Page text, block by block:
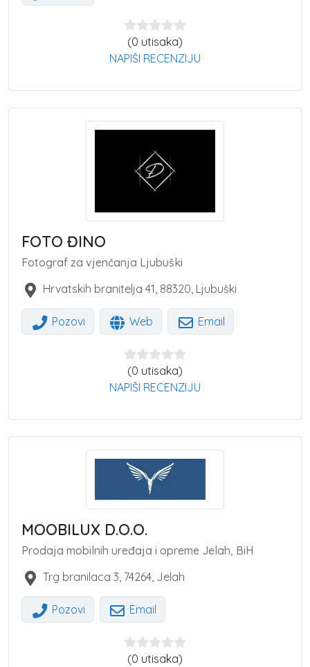
(0 utisaka)
NAPIŠI RECENZIJU
FOTO ĐINO
Fotograf za vjenčanja Ljubuški
Hrvatskih branitelja 41, 88320, Ljubuški
Pozovi Web Email
(0 utisaka)
NAPIŠI RECENZIJU
MOOBILUX D.O.O.
Prodaja mobilnih uređaja i opreme Jelah, BiH
Trg branilaca 3, 74264, Jelah
Pozovi Email
(0 utisaka)